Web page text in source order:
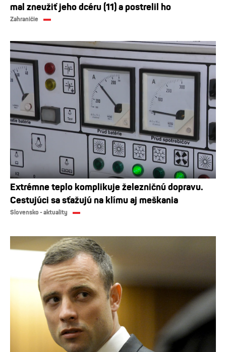
mal zneužiť jeho dcéru (11) a postrelil ho
Zahraničie
Extrémne teplo komplikuje železničnú dopravu.
Cestujúci sa sťažujú na klímu aj meškania
Slovensko - aktuality